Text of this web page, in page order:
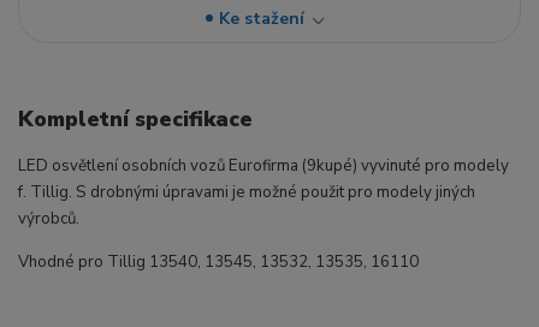
Ke stažení
Kompletní specifikace
LED osvětlení osobních vozů Eurofirma (9kupé) vyvinuté pro modely
f. Tillig. S drobnými úpravami je možné použit pro modely jiných
výrobců.
Vhodné pro Tillig 13540, 13545, 13532, 13535, 16110